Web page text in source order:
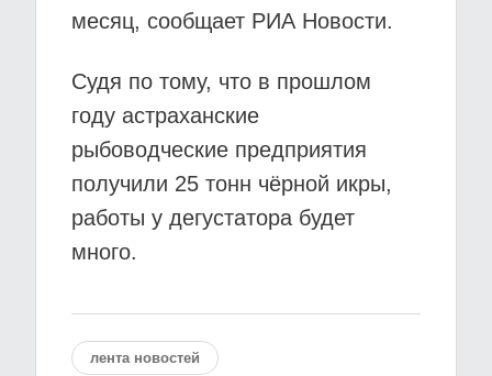
месяц, сообщает РИА Новости.
Судя по тому, что в прошлом
году астраханские
рыбоводческие предприятия
получили 25 тонн чёрной икры,
работы у дегустатора будет
много.
лента новостей